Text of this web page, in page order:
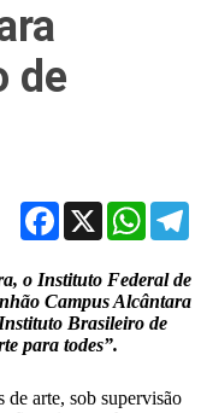
de
Facebook
X
o Instituto Federal de
Campus Alcântara
Brasileiro de
para todes”.
de arte, sob supervisão